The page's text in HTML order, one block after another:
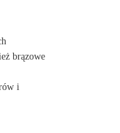
brązowe
i